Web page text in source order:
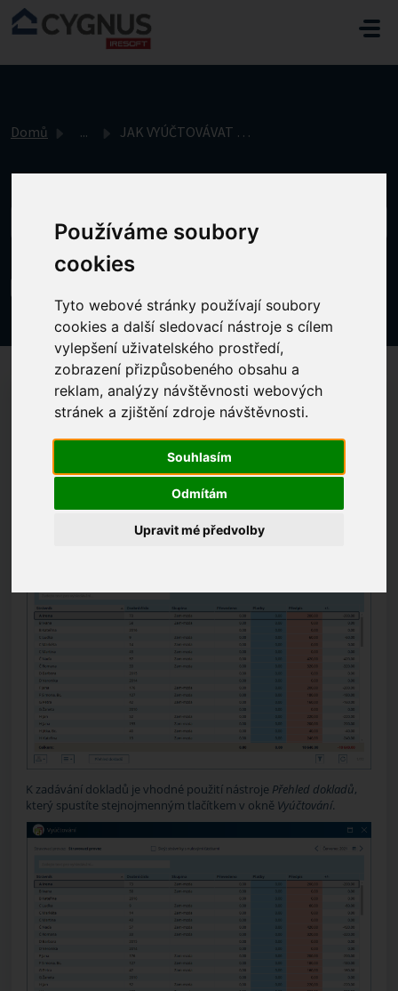
Používáme soubory
cookies
Tyto webové stránky používají soubory
cookies a další sledovací nástroje s cílem
vylepšení uživatelského prostředí,
zobrazení přizpůsobeného obsahu a
reklam, analýzy návštěvnosti webových
stránek a zjištění zdroje návštěvnosti.
Souhlasím
Odmítám
Upravit mé předvolby
Přeskočit na hlavní obsah
Domů ... JAK VYÚČTOVÁVAT STRAVNÉ
Změněno dne Pá, 8 Březen, 2024 v 1:56 ODPOLEDNE
Hodnoty pro/do vyúčtování stravného se v CYGNUS načítají zcela
automatizovaně na základě objednávky stravy. Stav vyúčtování,
tj. zdali jsou všechny objednané obědy uhrazeny, zjistíte v nástroji
(KDE? Strava – Vyúčtování)
K zadávání dokladů je vhodné použití nástroje Přehled dokladů,
který spustíte stejnojmenným tlačítkem v okně Vyúčtování.